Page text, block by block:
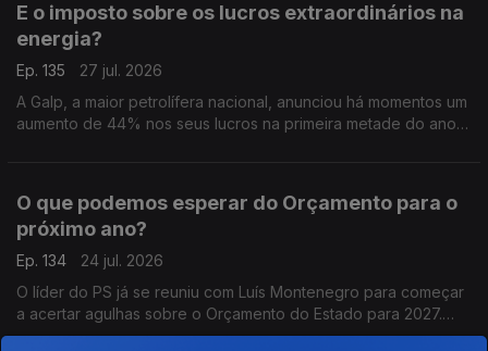
E o imposto sobre os lucros extraordinários na
energia?
Ep. 135
27 jul. 2026
A Galp, a maior petrolífera nacional, anunciou há momentos um
aumento de 44% nos seus lucros na primeira metade do ano,
O que podemos esperar do Orçamento para o
próximo ano?
Ep. 134
24 jul. 2026
O líder do PS já se reuniu com Luís Montenegro para começar
a acertar agulhas sobre o Orçamento do Estado para 2027.
Análise de Clara Teixeira.